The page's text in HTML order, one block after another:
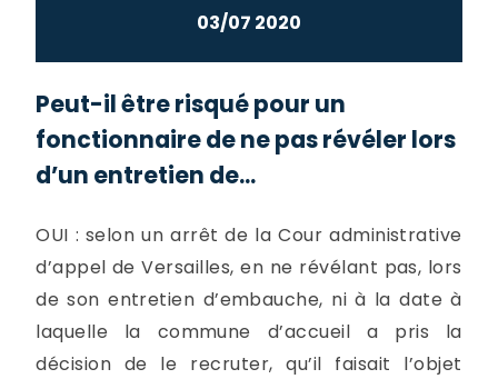
03/07 2020
Peut-il être risqué pour un
fonctionnaire de ne pas révéler lors
d’un entretien de...
OUI : selon un arrêt de la Cour administrative
d’appel de Versailles, en ne révélant pas, lors
de son entretien d’embauche, ni à la date à
laquelle la commune d’accueil a pris la
décision de le recruter, qu’il faisait l’objet